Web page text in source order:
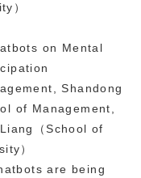
）
on Mental
Shandong
of Management,
（School of
）
are being